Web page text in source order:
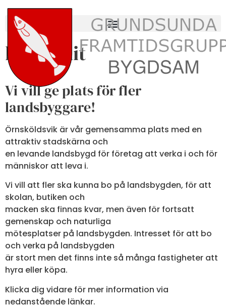
Flytta hit
Vi vill ge plats för fler
landsbyggare!
Örnsköldsvik är vår gemensamma plats med en
attraktiv stadskärna och
en levande landsbygd för företag att verka i och för
människor att leva i.
Vi vill att fler ska kunna bo på landsbygden, för att
skolan, butiken och
macken ska finnas kvar, men även för fortsatt
gemenskap och naturliga
mötesplatser på landsbygden. Intresset för att bo
och verka på landsbygden
är stort men det finns inte så många fastigheter att
hyra eller köpa.
Klicka dig vidare för mer information via
nedanstående länkar.